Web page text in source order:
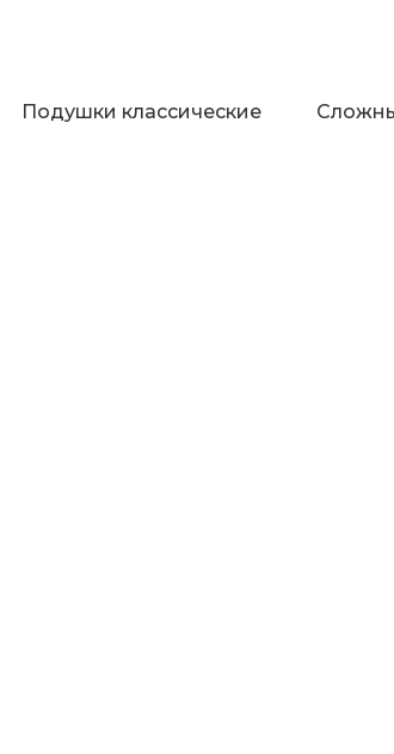
Подушки классические